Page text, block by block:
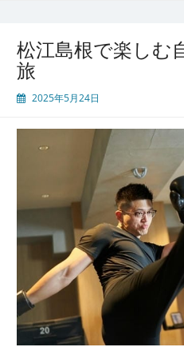
松江島根で楽しむ
旅
2025年5月24日